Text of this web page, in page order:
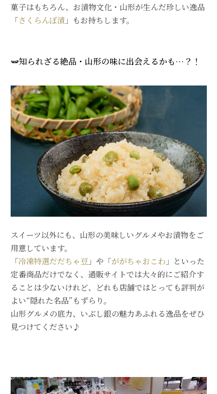
菓子はもちろん、お漬物文化・山形が生んだ珍しい逸品
「さくらんぼ漬 」もお持ちします。
🫛知られざる絶品・山形の味に出会えるかも…？！
スイーツ以外にも、山形の美味しいグルメやお漬物をご
用意しています。
「冷凍特選だだちゃ豆」や「ががちゃおこわ 」といった
定番商品だけでなく、通販サイトでは大々的にご紹介す
ることは少ないけれど、どれも店舗ではとっても評判が
よい“隠れた名品”もずらり。
山形グルメの底力、いぶし銀の魅力あふれる逸品をぜひ
見つけてください♪